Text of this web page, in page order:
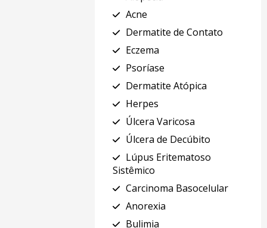
Acne
Dermatite de Contato
Eczema
Psoríase
Dermatite Atópica
Herpes
Úlcera Varicosa
Úlcera de Decúbito
Lúpus Eritematoso
Sistêmico
Carcinoma Basocelular
Anorexia
Bulimia